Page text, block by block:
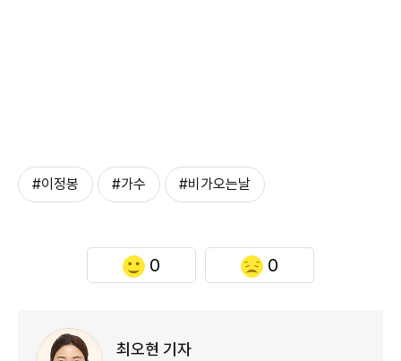
#이정봉 #가수 #비가오는날
0 0
최오현 기자